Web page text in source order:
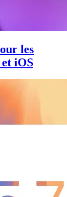
les
et iOS